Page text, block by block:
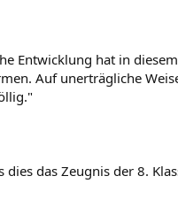
Entwicklung hat in
Auf unerträgliche
dies das Zeugnis der 8.